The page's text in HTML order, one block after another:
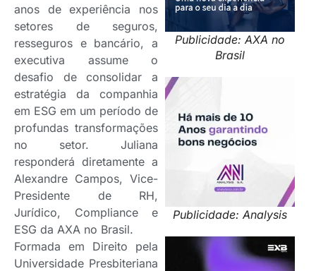
Publicidade: AXA no
Brasil
Publicidade: Analysis
anos de experiência nos
setores de seguros,
resseguros e bancário, a
executiva assume o
desafio de consolidar a
estratégia da companhia
em ESG em um período de
profundas transformações
no setor. Juliana
responderá diretamente a
Alexandre Campos, Vice-
Presidente de RH,
Jurídico, Compliance e
ESG da AXA no Brasil.
Formada em Direito pela
Universidade Presbiteriana